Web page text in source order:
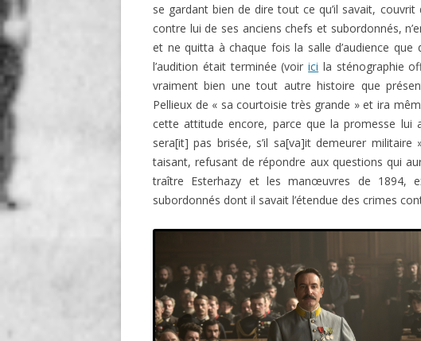
se gardant bien de dire tout ce qu’il savait,
contre lui de ses anciens chefs et subordonnés,
et ne quitta à chaque fois la salle d’audience
l’audition était terminée (voirici la sténographie
vraiment bien une tout autre histoire que
Pellieux de « sa courtoisie très grande » et ira
cette attitude encore, parce que la promesse
sera[it] pas brisée, s’il sa[va]it demeurer militaire
taisant, refusant de répondre aux questions qui
traître Esterhazy et les manœuvres de 1894,
subordonnés dont il savait l’étendue des crimes